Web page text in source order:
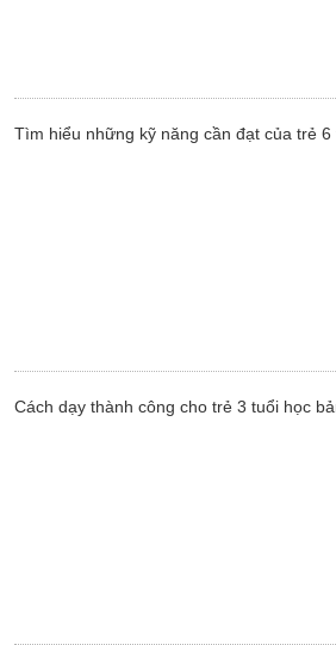
Tìm hiểu những kỹ năng cần đạt của trẻ 6
Cách dạy thành công cho trẻ 3 tuổi học